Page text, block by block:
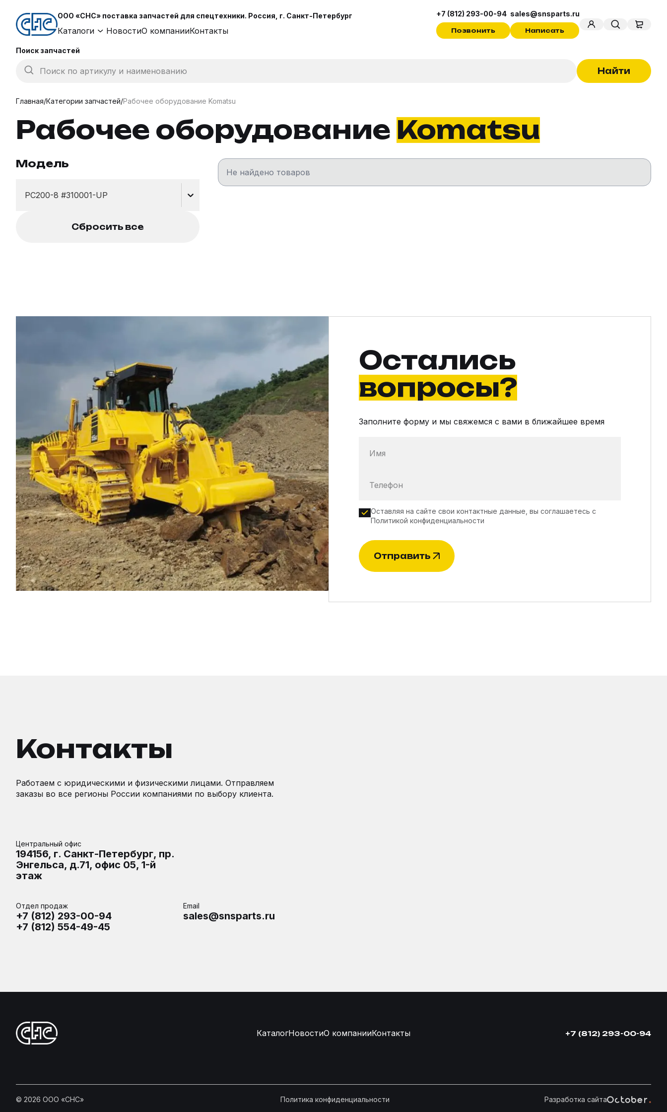
ООО «СНС» поставка запчастей для спецтехники. Россия, г. Санкт-Петербург
Каталоги НовостиО компанииКонтакты
+7 (812) 293-00-94
Позвонить
sales@snsparts.ru
Написать
Поиск запчастей
Поиск по артикулу и наименованию Найти
Главная/Категории запчастей/Рабочее оборудование Komatsu
Рабочее оборудование Komatsu
Модель
PC200-8 #310001-UP
Сбросить все
Не найдено товаров
Остались
вопросы?
Заполните форму и мы свяжемся с вами в ближайшее время
Имя
Телефон
Оставляя на сайте свои контактные данные, вы соглашаетесь с
Политикой конфиденциальности
Отправить
Контакты
Работаем с юридическими и физическими лицами. Отправляем
заказы во все регионы России компаниями по выбору клиента.
Центральный офис
194156, г. Санкт-Петербург, пр.
Энгельса, д.71, офис 05, 1-й
этаж
Отдел продаж
+7 (812) 293-00-94
+7 (812) 554-49-45
Email
sales@snsparts.ru
КаталогНовостиО компанииКонтакты +7 (812) 293-00-94
© 2026 ООО «СНС» Политика конфиденциальности Разработка сайта